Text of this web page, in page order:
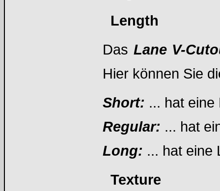
Length
Das Lane V-
Hier können Sie
Short: ... hat eine
Regular: ... hat
Long: ... hat eine
Texture